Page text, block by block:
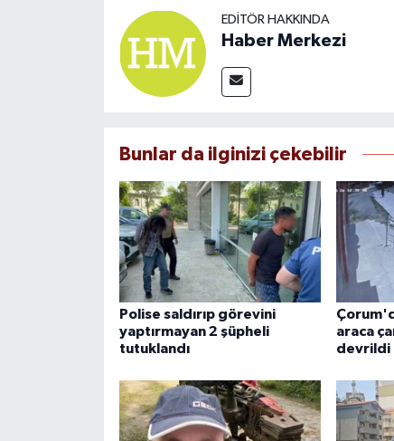
EDITÖR HAKKINDA
Haber Merkezi
Bunlar da ilginizi çekebilir
Polise saldırıp görevini
yaptırmayan 2 şüpheli
tutuklandı
araca
devrildi